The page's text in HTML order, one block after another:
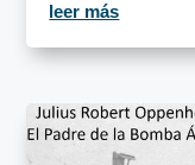
leer más